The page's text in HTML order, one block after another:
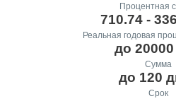
Процентная
710.74 -
Реальная годовая
до 20000
Сумма
до 120
Срок